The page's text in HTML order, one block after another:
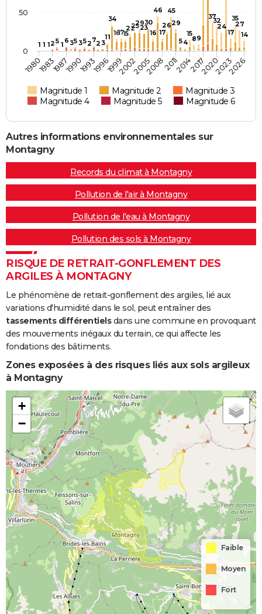
1 1 125 1 6 35 35272 3
11
34
161715
222529
23
30
16
46
17
26
45
29
54
15
89
3732
24
17
35
27
14
Magnitude 1 Magnitude 2
Magnitude 3
Magnitude 4
Magnitude 5 Magnitude 6
1980198319871990199319961999200220052008201120142017202020232026
0
50
Autres informations environnementales sur
Montagny
Records du climat à Montagny
Pollution de l'air à Montagny
Pollution de l'eau à Montagny
Pollution des sols à Montagny
RISQUE DE RETRAIT-GONFLEMENT DES
ARGILES À MONTAGNY
Le phénomène de retrait-gonflement des argiles, lié aux
variations d'humidité dans le sol, peut entraîner des
tassements différentielsdans une commune en provoquant
des mouvements inégaux du terrain, ce qui affecte les
fondations des bâtiments.
Zones exposées à des risques liés aux sols argileux
à Montagny
+
−
Faible
Moyen
Fort